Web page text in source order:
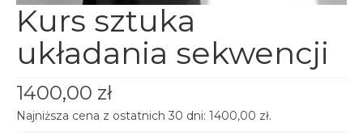
Kurs sztuka
układania sekwencji
1400,00 zł
Najniższa cena z ostatnich 30 dni: 1400,00 zł.